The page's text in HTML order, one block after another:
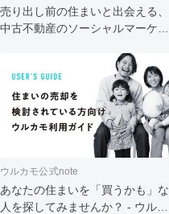
売り出し前の住まいと出会える、
中古不動産のソーシャルマーケッ
ウルカモ公式note
あなたの住まいを「買うかも」な
人を探してみませんか？ - ウルカ